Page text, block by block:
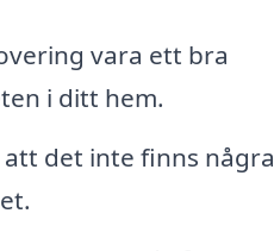
vara ett bra
i ditt hem.
det inte finns några